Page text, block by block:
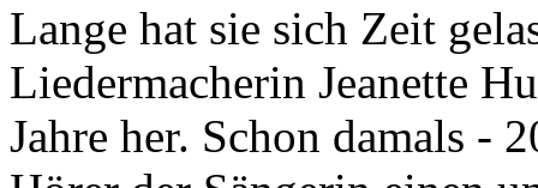
Lange hat sie sich Zeit
Liedermacherin Jeanette
Jahre her. Schon damals -